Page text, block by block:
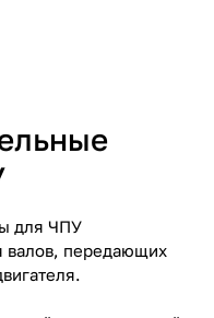
для ЧПУ
валов, передающих